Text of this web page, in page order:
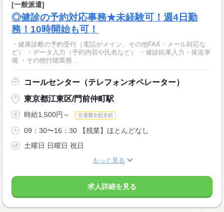
[一般派遣]
◎健診の予約対応事務★未経験可！週4日勤
務！10時開始も可！
・健康診断の予約受付（電話がメイン、その他FAX・メール対応な
ど） ・データ入力（予約内容や氏名など） ・健診結果入力・発送準
備 ・その他付随業務...
コールセンター（テレフォンオペレーター）
東京都江東区/門前仲町駅
時給1,500円～ 交通費全額支給
09：30〜16：30 【残業】ほとんどなし
土曜日 日曜日 祝日
もっと見る
求人詳細を見る